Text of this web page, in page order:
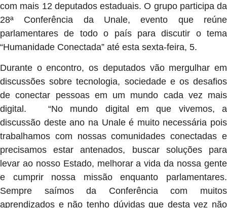
com mais 12 deputados estaduais. O grupo participa da
28ª Conferência da Unale, evento que reúne
parlamentares de todo o país para discutir o tema
“Humanidade Conectada” até esta sexta-feira, 5.
Durante o encontro, os deputados vão mergulhar em
discussões sobre tecnologia, sociedade e os desafios
de conectar pessoas em um mundo cada vez mais
digital. “No mundo digital em que vivemos, a
discussão deste ano na Unale é muito necessária pois
trabalhamos com nossas comunidades conectadas e
precisamos estar antenados, buscar soluções para
levar ao nosso Estado, melhorar a vida da nossa gente
e cumprir nossa missão enquanto parlamentares.
Sempre saímos da Conferência com muitos
aprendizados e não tenho dúvidas que desta vez não